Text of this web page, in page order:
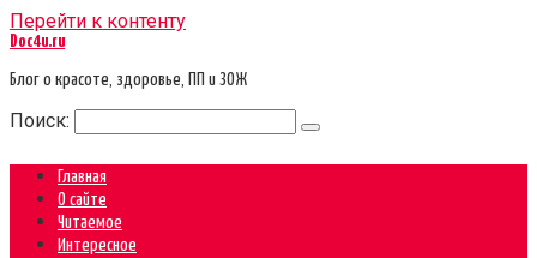
Перейти к контенту
Doc4u.ru
Блог о красоте, здоровье, ПП и ЗОЖ
Поиск:
Главная
О сайте
Читаемое
Интересное